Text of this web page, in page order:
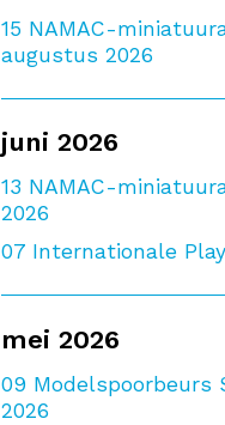
15 NAMAC-
augustus 2026
juni 2026
13 NAMAC-
2026
07 Internationale
mei 2026
09 Modelspoorbeurs
2026